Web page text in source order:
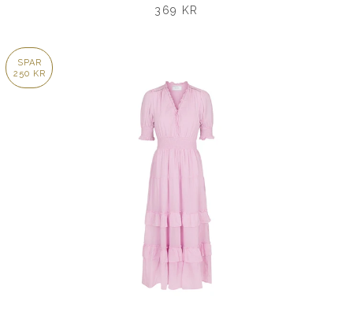
UDSALGSPRIS
369 KR
SPAR
250 KR